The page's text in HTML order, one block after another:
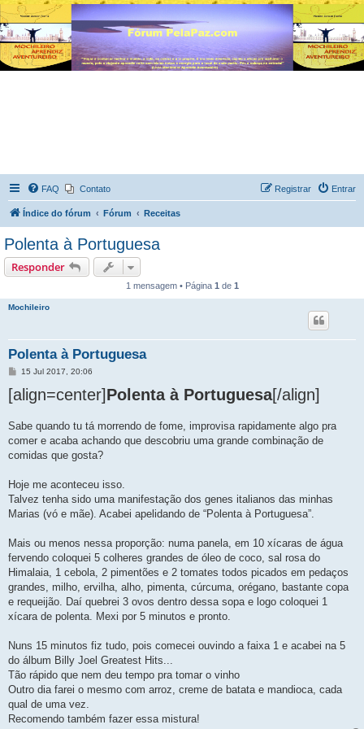
FAQ Contato Entrar
Registrar
Índice do fórum Fórum Receitas
Polenta à Portuguesa
Responder
1 mensagem • Página 1 de 1
Mochileiro
Polenta à Portuguesa
M
n
s
e
m
15 Jul 2017, 20:06
[align=center]Polenta à Portuguesa[/align]
Sabe quando tu tá morrendo de fome, improvisa rapidamente algo pra
comer e acaba achando que descobriu uma grande combinação de
comidas que gosta?
Hoje me aconteceu isso.
Talvez tenha sido uma manifestação dos genes italianos das minhas
Marias (vó e mãe). Acabei apelidando de “Polenta à Portuguesa”.
Mais ou menos nessa proporção: numa panela, em 10 xícaras de água
fervendo coloquei 5 colheres grandes de óleo de coco, sal rosa do
Himalaia, 1 cebola, 2 pimentões e 2 tomates todos picados em pedaços
grandes, milho, ervilha, alho, pimenta, cúrcuma, orégano, bastante copa
e requeijão. Daí quebrei 3 ovos dentro dessa sopa e logo coloquei 1
xícara de polenta. Mexi por 5 minutos e pronto.
Nuns 15 minutos fiz tudo, pois comecei ouvindo a faixa 1 e acabei na 5
do álbum Billy Joel Greatest Hits...
Tão rápido que nem deu tempo pra tomar o vinho
Outro dia farei o mesmo com arroz, creme de batata e mandioca, cada
qual de uma vez.
Recomendo também fazer essa mistura!